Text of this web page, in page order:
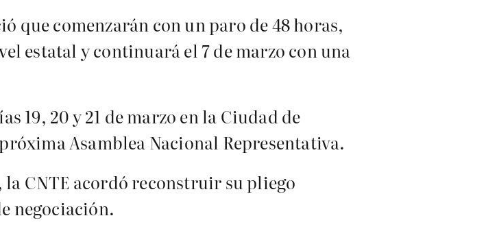
que comenzarán con un paro de 48 horas,
estatal y continuará el 7 de marzo con una
19, 20 y 21 de marzo en la Ciudad de
Asamblea Nacional Representativa.
CNTE acordó reconstruir su pliego
negociación.